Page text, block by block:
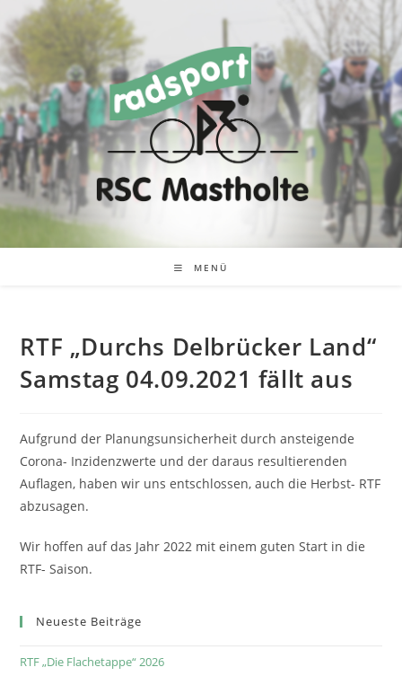
Zum
Inhalt
MENÜ
RTF „Durchs Delbrücker Land“
Samstag 04.09.2021 fällt aus
Aufgrund der Planungsunsicherheit durch ansteigende
Corona- Inzidenzwerte und der daraus resultierenden
Auflagen, haben wir uns entschlossen, auch die Herbst- RTF
abzusagen.
Wir hoffen auf das Jahr 2022 mit einem guten Start in die
RTF- Saison.
Neueste Beiträge
RTF „Die Flachetappe“ 2026